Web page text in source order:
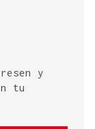
y
tu